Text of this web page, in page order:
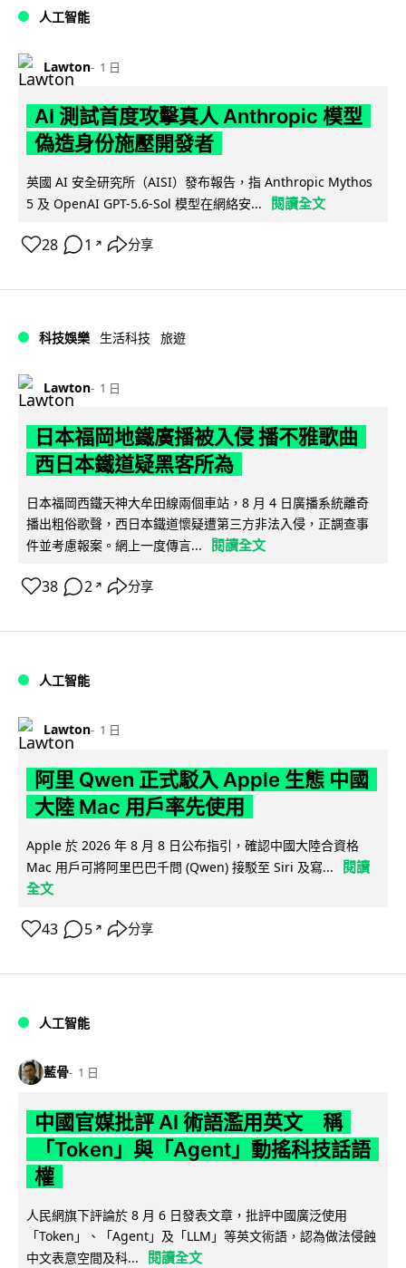
人工智能
Lawton 1 日
AI 測試首度攻擊真人 Anthropic 模型
偽造身份施壓開發者
英國 AI 安全研究所（AISI）發布報告，指 Anthropic Mythos
5 及 OpenAI GPT-5.6-Sol 模型在網絡安...
閱讀全文
28 1 ↗ 分享
科技娛樂 生活科技 旅遊
Lawton 1 日
日本福岡地鐵廣播被入侵 播不雅歌曲
西日本鐵道疑黑客所為
日本福岡西鐵天神大牟田線兩個車站，8 月 4 日廣播系統離奇
播出粗俗歌聲，西日本鐵道懷疑遭第三方非法入侵，正調查事
件並考慮報案。網上一度傳言...
閱讀全文
38 2 ↗ 分享
人工智能
Lawton 1 日
阿里 Qwen 正式駁入 Apple 生態 中國
大陸 Mac 用戶率先使用
Apple 於 2026 年 8 月 8 日公布指引，確認中國大陸合資格
Mac 用戶可將阿里巴巴千問 (Qwen) 接駁至 Siri 及寫...
閱讀
全文
43 5 ↗ 分享
人工智能
藍骨 1 日
中國官媒批評 AI 術語濫用英文 稱
「Token」與「Agent」動搖科技話語
權
人民網旗下評論於 8 月 6 日發表文章，批評中國廣泛使用
「Token」、「Agent」及「LLM」等英文術語，認為做法侵蝕
中文表意空間及科...
閱讀全文